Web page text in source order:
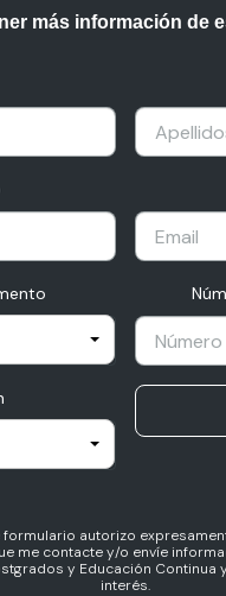
más información de
autorizo
me contacte y/o envíe
y Educación Continua
interés.